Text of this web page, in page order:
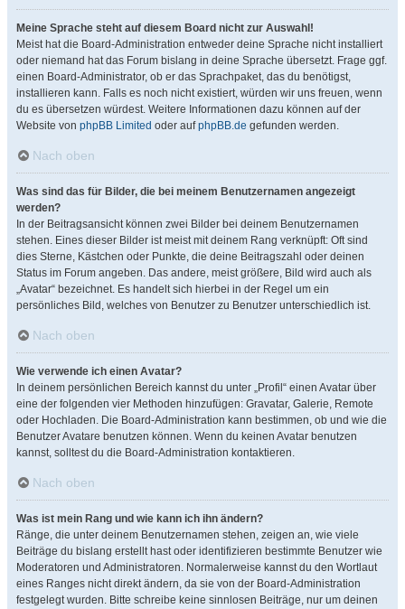
Meine Sprache steht auf diesem Board nicht zur Auswahl!
Meist hat die Board-Administration entweder deine Sprache nicht installiert
oder niemand hat das Forum bislang in deine Sprache übersetzt. Frage ggf.
einen Board-Administrator, ob er das Sprachpaket, das du benötigst,
installieren kann. Falls es noch nicht existiert, würden wir uns freuen, wenn
du es übersetzen würdest. Weitere Informationen dazu können auf der
Website von phpBB Limited oder aufphpBB.de gefunden werden.
Nach oben
Was sind das für Bilder, die bei meinem Benutzernamen angezeigt
werden?
In der Beitragsansicht können zwei Bilder bei deinem Benutzernamen
stehen. Eines dieser Bilder ist meist mit deinem Rang verknüpft: Oft sind
dies Sterne, Kästchen oder Punkte, die deine Beitragszahl oder deinen
Status im Forum angeben. Das andere, meist größere, Bild wird auch als
„Avatar“ bezeichnet. Es handelt sich hierbei in der Regel um ein
persönliches Bild, welches von Benutzer zu Benutzer unterschiedlich ist.
Nach oben
Wie verwende ich einen Avatar?
In deinem persönlichen Bereich kannst du unter „Profil“ einen Avatar über
eine der folgenden vier Methoden hinzufügen: Gravatar, Galerie, Remote
oder Hochladen. Die Board-Administration kann bestimmen, ob und wie die
Benutzer Avatare benutzen können. Wenn du keinen Avatar benutzen
kannst, solltest du die Board-Administration kontaktieren.
Nach oben
Was ist mein Rang und wie kann ich ihn ändern?
Ränge, die unter deinem Benutzernamen stehen, zeigen an, wie viele
Beiträge du bislang erstellt hast oder identifizieren bestimmte Benutzer wie
Moderatoren und Administratoren. Normalerweise kannst du den Wortlaut
eines Ranges nicht direkt ändern, da sie von der Board-Administration
festgelegt wurden. Bitte schreibe keine sinnlosen Beiträge, nur um deinen